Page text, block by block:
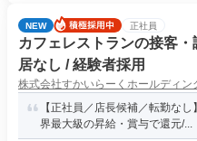
NEW 正社員
カフェレストランの接客
居なし / 経験者採用
株式会社すかいらーくホールディン
【正社員／店長候補／転勤な
界最大級の昇給・賞与で還元/...